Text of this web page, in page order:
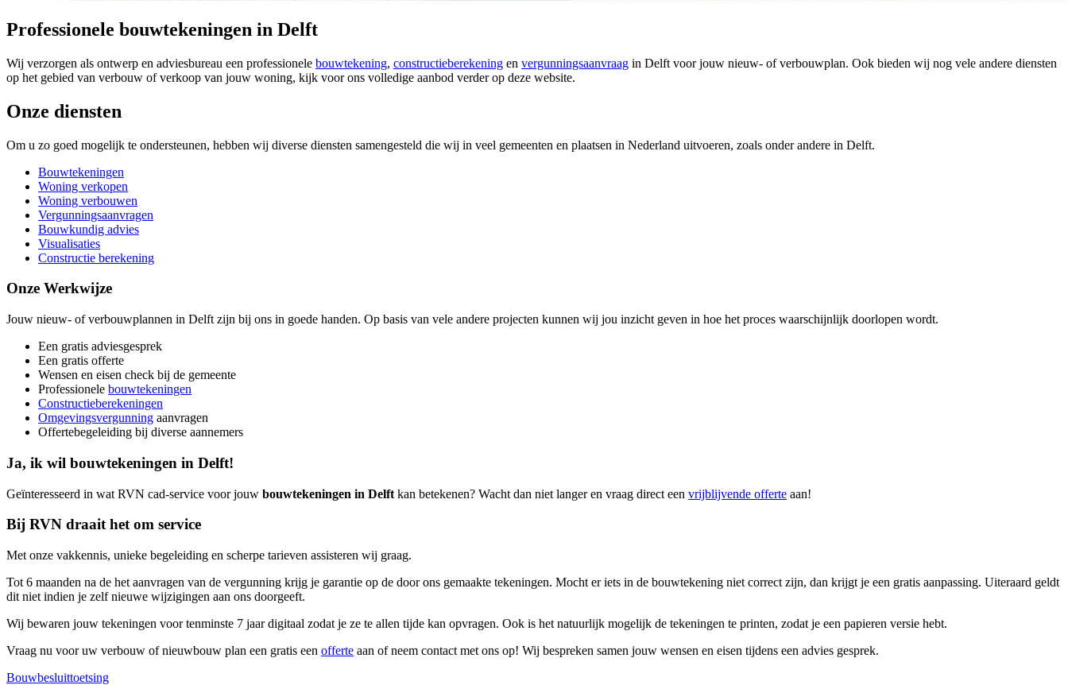
Professionele bouwtekeningen in Delft
Wij verzorgen als ontwerp en adviesbureau een professionele bouwtekening, constructieberekening en vergunningsaanvraag in Delft voor jouw nieuw- of verbouwplan. Ook bieden wij nog vele andere diensten
op het gebied van verbouw of verkoop van jouw woning, kijk voor ons volledige aanbod verder op deze website.
Onze diensten
Om u zo goed mogelijk te ondersteunen, hebben wij diverse diensten samengesteld die wij in veel gemeenten en plaatsen in Nederland uitvoeren, zoals onder andere in Delft.
Bouwtekeningen
Woning verkopen
Woning verbouwen
Vergunningsaanvragen
Bouwkundig advies
Visualisaties
Constructie berekening
Onze Werkwijze
Jouw nieuw- of verbouwplannen in Delft zijn bij ons in goede handen. Op basis van vele andere projecten kunnen wij jou inzicht geven in hoe het proces waarschijnlijk doorlopen wordt.
Een gratis adviesgesprek
Een gratis offerte
Wensen en eisen check bij de gemeente
Professionele bouwtekeningen
Constructieberekeningen
Omgevingsvergunning aanvragen
Offertebegeleiding bij diverse aannemers
Ja, ik wil bouwtekeningen in Delft!
Geïnteresseerd in wat RVN cad-service voor jouw bouwtekeningen in Delft kan betekenen? Wacht dan niet langer en vraag direct een vrijblijvende offerte aan!
Bij RVN draait het om service
Met onze vakkennis, unieke begeleiding en scherpe tarieven assisteren wij graag.
Tot 6 maanden na de het aanvragen van de vergunning krijg je garantie op de door ons gemaakte tekeningen. Mocht er iets in de bouwtekening niet correct zijn, dan krijgt je een gratis aanpassing. Uiteraard geldt
dit niet indien je zelf nieuwe wijzigingen aan ons doorgeeft.
Wij bewaren jouw tekeningen voor tenminste 7 jaar digitaal zodat je ze te allen tijde kan opvragen. Ook is het natuurlijk mogelijk de tekeningen te printen, zodat je een papieren versie hebt.
Vraag nu voor uw verbouw of nieuwbouw plan een gratis een offerte aan of neem contact met ons op! Wij bespreken samen jouw wensen en eisen tijdens een advies gesprek.
Bouwbesluittoetsing